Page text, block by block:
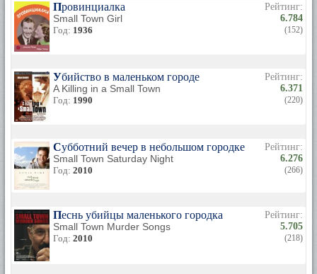
Провинциалка
Small Town Girl
Год: 1936
Рейтинг:
6.784
(152)
Убийство в маленьком городе
A Killing in a Small Town
Год: 1990
Рейтинг:
6.371
(220)
Субботний вечер в небольшом городке
Small Town Saturday Night
Год: 2010
Рейтинг:
6.276
(266)
Песнь убийцы маленького городка
Small Town Murder Songs
Год: 2010
Рейтинг:
5.705
(218)